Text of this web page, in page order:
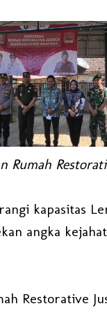
Rumah
kapasitas
angka
Restorative